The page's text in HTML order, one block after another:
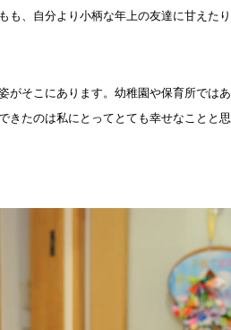
も、自分より小柄な年上の友達に甘えたり
がそこにあります。幼稚園や保育所ではあ
きたのは私にとってとても幸せなことと思